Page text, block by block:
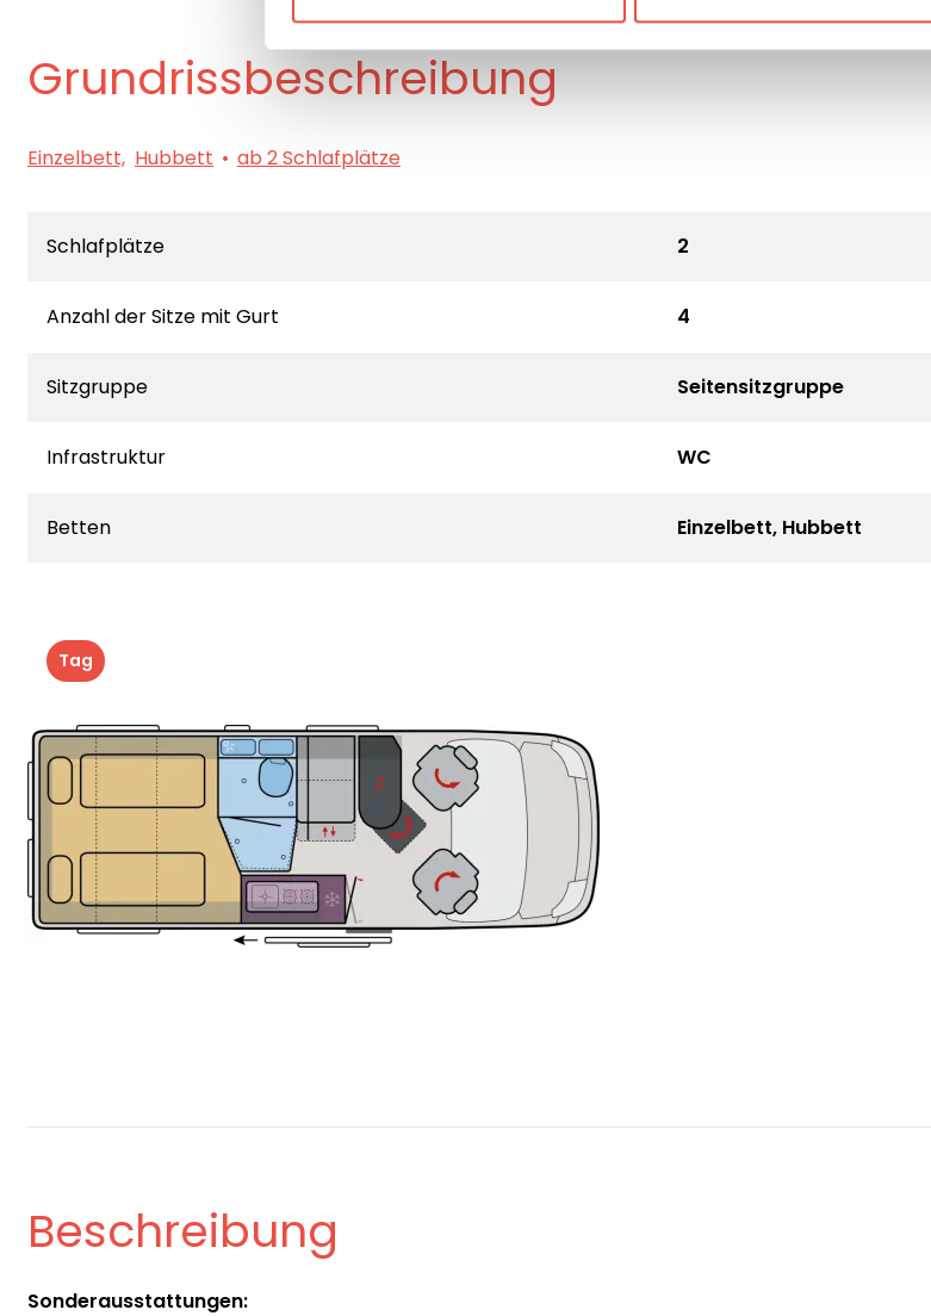
Grundrissbeschreibung
Einzelbett, Hubbett ab 2 Schlafplätze
Schlafplätze 2
Anzahl der Sitze mit Gurt 4
Sitzgruppe Seitensitzgruppe
Infrastruktur WC
Betten Einzelbett, Hubbett
Tag
Beschreibung
Sonderausstattungen: